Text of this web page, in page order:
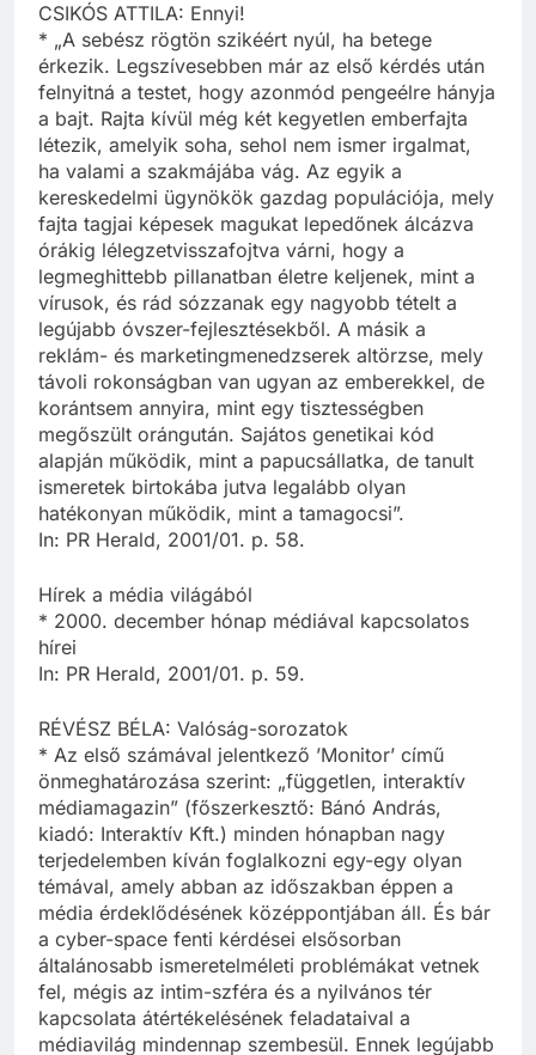
CSIKÓS ATTILA: Ennyi!
* „A sebész rögtön szikéért nyúl, ha betege
érkezik. Legszívesebben már az első kérdés után
felnyitná a testet, hogy azonmód pengeélre hányja
a bajt. Rajta kívül még két kegyetlen emberfajta
létezik, amelyik soha, sehol nem ismer irgalmat,
ha valami a szakmájába vág. Az egyik a
kereskedelmi ügynökök gazdag populációja, mely
fajta tagjai képesek magukat lepedőnek álcázva
órákig lélegzetvisszafojtva várni, hogy a
legmeghittebb pillanatban életre keljenek, mint a
vírusok, és rád sózzanak egy nagyobb tételt a
legújabb óvszer-fejlesztésekből. A másik a
reklám- és marketingmenedzserek altörzse, mely
távoli rokonságban van ugyan az emberekkel, de
korántsem annyira, mint egy tisztességben
megőszült orángután. Sajátos genetikai kód
alapján működik, mint a papucsállatka, de tanult
ismeretek birtokába jutva legalább olyan
hatékonyan működik, mint a tamagocsi”.
In: PR Herald, 2001/01. p. 58.
Hírek a média világából
* 2000. december hónap médiával kapcsolatos
hírei
In: PR Herald, 2001/01. p. 59.
RÉVÉSZ BÉLA: Valóság-sorozatok
* Az első számával jelentkező ’Monitor’ című
önmeghatározása szerint: „független, interaktív
médiamagazin” (főszerkesztő: Bánó András,
kiadó: Interaktív Kft.) minden hónapban nagy
terjedelemben kíván foglalkozni egy-egy olyan
témával, amely abban az időszakban éppen a
média érdeklődésének középpontjában áll. És bár
a cyber-space fenti kérdései elsősorban
általánosabb ismeretelméleti problémákat vetnek
fel, mégis az intim-szféra és a nyilvános tér
kapcsolata átértékelésének feladataival a
médiavilág mindennap szembesül. Ennek legújabb